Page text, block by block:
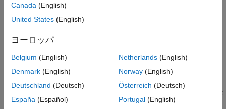
参考を生成します。このデータは、関数
びスカラー ボリューム データを可視化するその他の関数を示す
v = flowは、25×50×25 の配列を生成します。
v = flow(n)は、 の配列を作成します。
v = flow(x,y,z) は、点
での速度プロファイルを
計算します。
Canada (English)
United States (English)
ヨーロッパ
Belgium (English)
Denmark (English)
Deutschland (Deutsch)
España (Español)
Netherlands(English)
Norway(English)
Österreich (Deutsch)
Portugal(English)